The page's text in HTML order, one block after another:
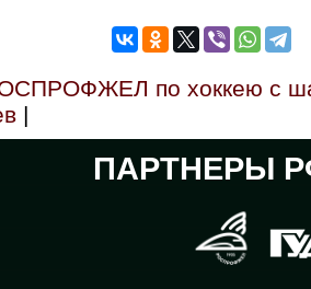
по хоккею с
|
ПАРТНЕРЫ